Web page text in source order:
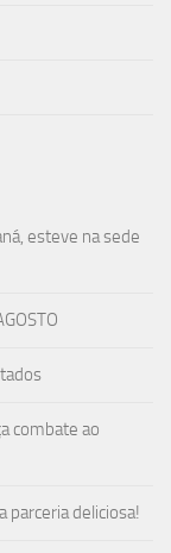
esteve na sede
combate ao
parceria deliciosa!